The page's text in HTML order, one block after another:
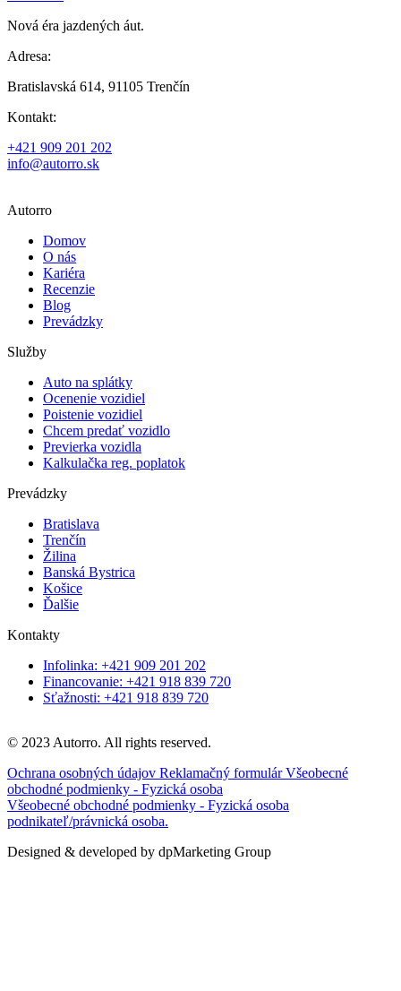
Nová éra jazdených áut.
Adresa:
Bratislavská 614, 91105 Trenčín
Kontakt:
+421 909 201 202
info@autorro.sk
Autorro
Domov
O nás
Kariéra
Recenzie
Blog
Prevádzky
Služby
Auto na splátky
Ocenenie vozidiel
Poistenie vozidiel
Chcem predať vozidlo
Previerka vozidla
Kalkulačka reg. poplatok
Prevádzky
Bratislava
Trenčín
Žilina
Banská Bystrica
Košice
Ďalšie
Kontakty
Infolinka: +421 909 201 202
Financovanie: +421 918 839 720
Sťažnosti: +421 918 839 720
© 2023 Autorro. All rights reserved.
Ochrana osobných údajov Reklamačný formulárVšeobecné
obchodné podmienky - Fyzická osoba
Všeobecné obchodné podmienky - Fyzická osoba
podnikateľ/právnická osoba.
Designed & developed by dpMarketing Group